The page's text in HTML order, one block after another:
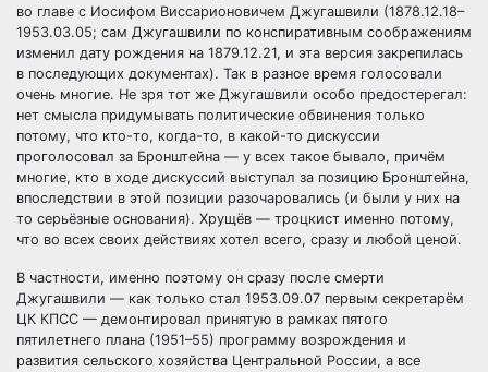
во главе с Иосифом Виссарионовичем Джугашвили (1878.12.18–
1953.03.05; сам Джугашвили по конспиративным соображениям
изменил дату рождения на 1879.12.21, и эта версия закрепилась
в последующих документах). Так в разное время голосовали
очень многие. Не зря тот же Джугашвили особо предостерегал:
нет смысла придумывать политические обвинения только
потому, что кто-то, когда-то, в какой-то дискуссии
проголосовал за Бронштейна — у всех такое бывало, причём
многие, кто в ходе дискуссий выступал за позицию Бронштейна,
впоследствии в этой позиции разочаровались (и были у них на
то серьёзные основания). Хрущёв — троцкист именно потому,
что во всех своих действиях хотел всего, сразу и любой ценой.
В частности, именно поэтому он сразу после смерти
Джугашвили — как только стал 1953.09.07 первым секретарём
ЦК КПСС — демонтировал принятую в рамках пятого
пятилетнего плана (1951–55) программу возрождения и
развития сельского хозяйства Центральной России, а все